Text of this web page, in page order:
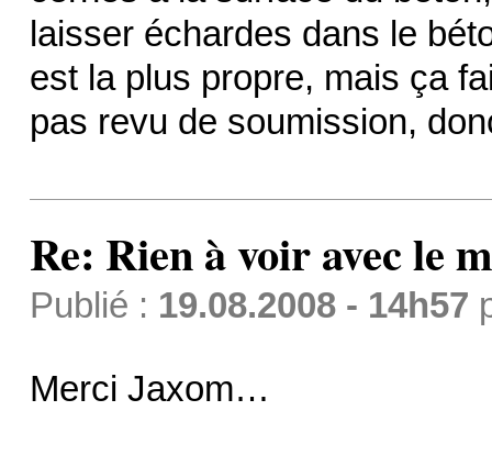
laisser échardes dans le
est la plus propre, mais ça
pas revu de soumission,
Re: Rien à voir avec le
Publié : 19.08.2008 - 14h57
Merci Jaxom…